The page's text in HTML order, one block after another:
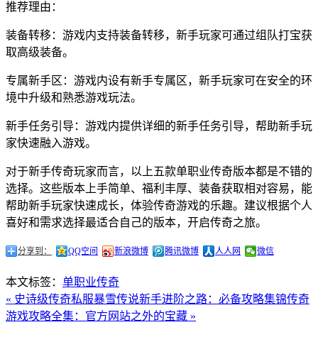
推荐理由：
装备转移：游戏内支持装备转移，新手玩家可通过组队打宝获
取高级装备。
专属新手区：游戏内设有新手专属区，新手玩家可在安全的环
境中升级和熟悉游戏玩法。
新手任务引导：游戏内提供详细的新手任务引导，帮助新手玩
家快速融入游戏。
对于新手传奇玩家而言，以上五款单职业传奇版本都是不错的
选择。这些版本上手简单、福利丰厚、装备获取相对容易，能
帮助新手玩家快速成长，体验传奇游戏的乐趣。建议根据个人
喜好和需求选择最适合自己的版本，开启传奇之旅。
分享到： QQ空间 新浪微博 腾讯微博 人人网 微信
本文标签： 单职业传奇
« 史诗级传奇私服暴雪传说新手进阶之路：必备攻略集锦传奇
游戏攻略全集：官方网站之外的宝藏 »